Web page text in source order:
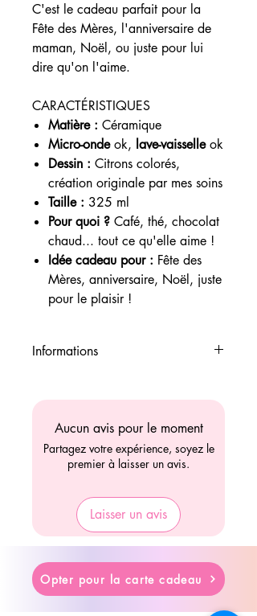
C'est le cadeau parfait pour la
Fête des Mères, l'anniversaire de
maman, Noël, ou juste pour lui
dire qu'on l'aime.
CARACTÉRISTIQUES
Matière : Céramique
Micro-ondeok, lave-vaisselleok
Dessin : Citrons colorés,
création originale par mes soins
Taille : 325 ml
Pour quoi ? Café, thé, chocolat
chaud... tout ce qu'elle aime !
Idée cadeau pour : Fête des
Mères, anniversaire, Noël, juste
pour le plaisir !
Informations
✅ Payement 4 fois avec PayPal
✅ Livraison en lettre suivie ou
colissimo
✅ Retrait "Drive" gratuit sur le
Aucun avis pour le moment
Partagez votre expérience, soyez le
premier à laisser un avis.
Laisser un avis
Opter pour la carte cadeau